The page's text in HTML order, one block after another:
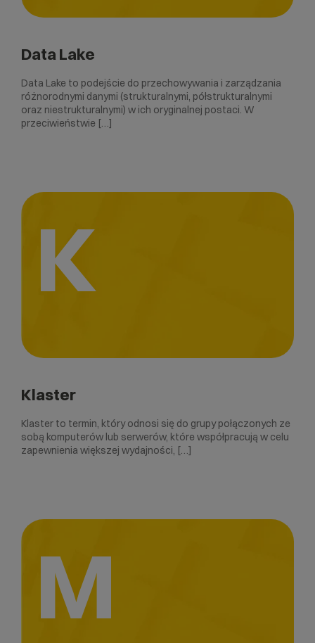
Data Lake
Data Lake to podejście do przechowywania i zarządzania
różnorodnymi danymi (strukturalnymi, półstrukturalnymi
oraz niestrukturalnymi) w ich oryginalnej postaci. W
przeciwieństwie […]
K
Klaster
Klaster to termin, który odnosi się do grupy połączonych ze
sobą komputerów lub serwerów, które współpracują w celu
zapewnienia większej wydajności, […]
M